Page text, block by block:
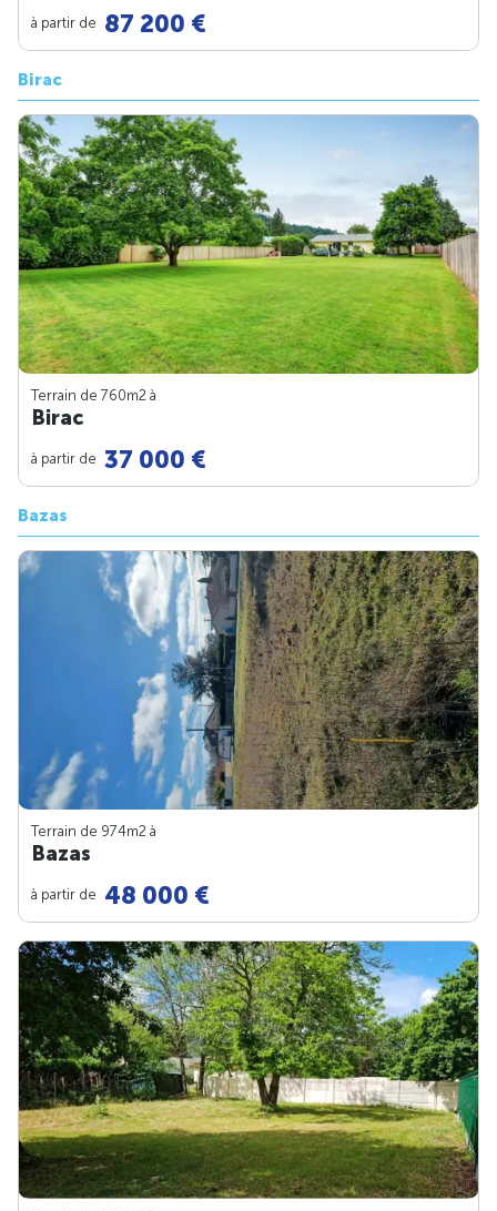
à partir de 87 200 €
Birac
Terrain de 760m2 à
Birac
à partir de 37 000 €
Bazas
Terrain de 974m2 à
Bazas
à partir de 48 000 €